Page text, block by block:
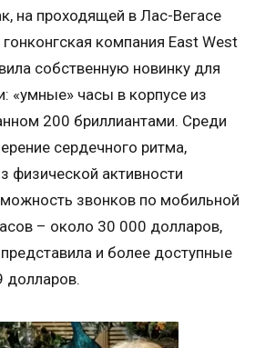
на проходящей в Лас-Вегасе
компания East West
собственную новинку для
«умные» часы в корпусе из
200 бриллиантами. Среди
сердечного ритма,
физической активности
звонков по мобильной
– около 30 000 долларов,
и более доступные
долларов.